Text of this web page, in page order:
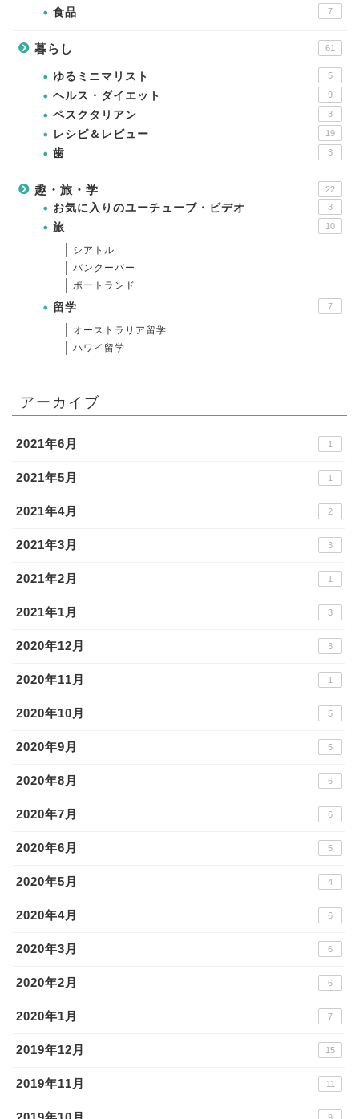
食品 7
暮らし 61
ゆるミニマリスト 5
ヘルス・ダイエット 9
ペスクタリアン 3
レシピ＆レビュー 19
歯 3
趣・旅・学 22
お気に入りのユーチューブ・ビデオ 3
旅 10
シアトル
バンクーバー
ポートランド
留学 7
オーストラリア留学
ハワイ留学
アーカイブ
2021年6月 1
2021年5月 1
2021年4月 2
2021年3月 3
2021年2月 1
2021年1月 3
2020年12月 3
2020年11月 1
2020年10月 5
2020年9月 5
2020年8月 6
2020年7月 6
2020年6月 5
2020年5月 4
2020年4月 6
2020年3月 6
2020年2月 6
2020年1月 7
2019年12月 15
2019年11月 11